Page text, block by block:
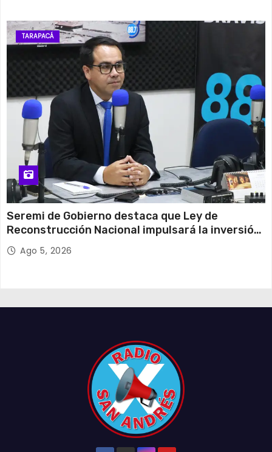
TARAPACÁ
Seremi de Gobierno destaca que Ley de
Reconstrucción Nacional impulsará la inversión
y el empleo en Tarapacá
Ago 5, 2026